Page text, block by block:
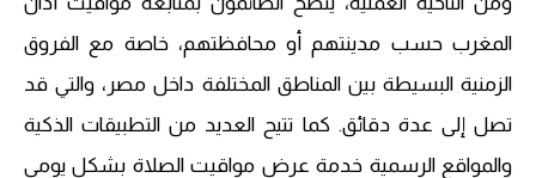
المغرب حسب مدينتهم أو محافظتهم، خاصة مع الفروق
الزمنية البسيطة بين المناطق المختلفة داخل مصر، والتي قد
تصل إلى عدة دقائق. كما تتيح العديد من التطبيقات الذكية
والمواقع الرسمية خدمة عرض مواقيت الصلاة بشكل يومي